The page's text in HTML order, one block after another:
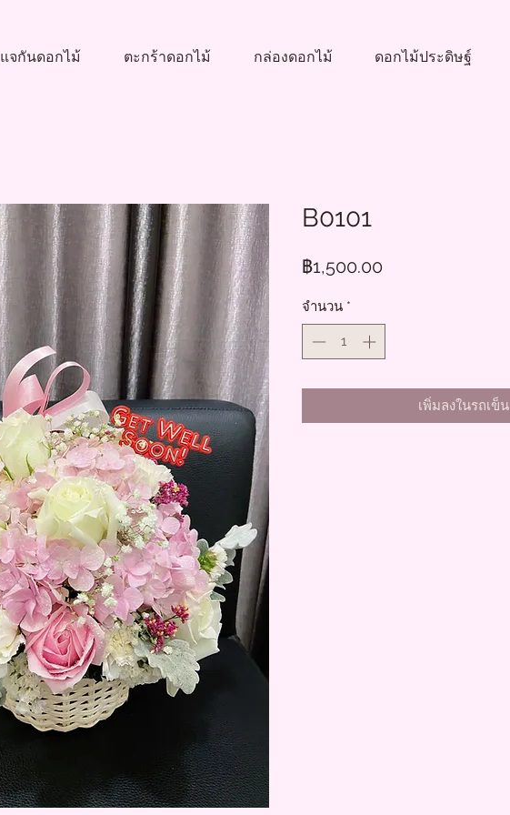
แจกันดอกไม้ ตะกร้าดอกไม้ กล่องดอกไม้ ดอกไม้ประดิษฐ์
B0101
฿1,500.00ราคา
จำนวน *
เพิ่มลงในรถเข็น